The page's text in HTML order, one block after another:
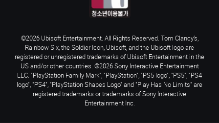
©2026 Ubisoft Entertainment. All Rights Reserved. Tom Clancy’s,
Rainbow Six, the Soldier Icon, Ubisoft, and the Ubisoft logo are
registered or unregistered trademarks of Ubisoft Entertainment in the
US and/or other countries. ©2026 Sony Interactive Entertainment
LLC. "PlayStation Family Mark", "PlayStation", "PS5 logo", "PS5", "PS4
logo", "PS4", "PlayStation Shapes Logo" and "Play Has No Limits" are
registered trademarks or trademarks of Sony Interactive
Entertainment Inc.